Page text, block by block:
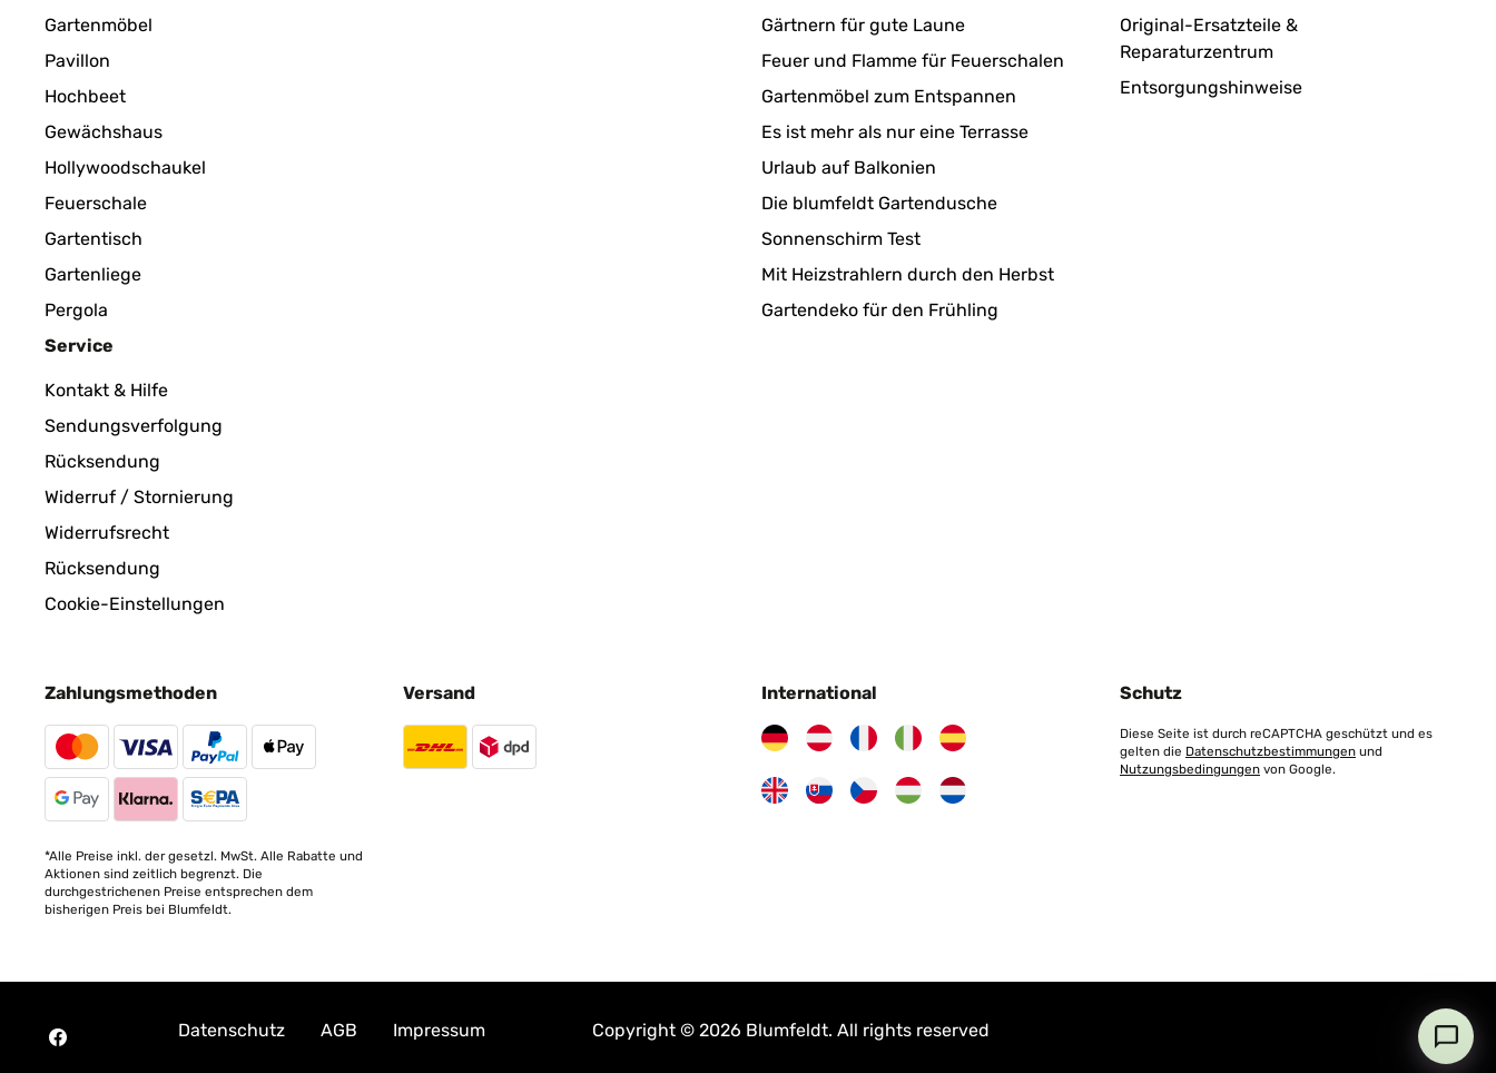
Gartenmöbel
Pavillon
Hochbeet
Gewächshaus
Hollywoodschaukel
Feuerschale
Gartentisch
Gartenliege
Pergola
Gärtnern für gute Laune
Feuer und Flamme für Feuerschalen
Gartenmöbel zum Entspannen
Es ist mehr als nur eine Terrasse
Urlaub auf Balkonien
Die blumfeldt Gartendusche
Sonnenschirm Test
Mit Heizstrahlern durch den Herbst
Gartendeko für den Frühling
Original-Ersatzteile &
Reparaturzentrum
Entsorgungshinweise
Service
Kontakt & Hilfe
Sendungsverfolgung
Rücksendung
Widerruf / Stornierung
Widerrufsrecht
Rücksendung
Cookie-Einstellungen
Zahlungsmethoden
*Alle Preise inkl. der gesetzl. MwSt. Alle Rabatte und
Aktionen sind zeitlich begrenzt. Die
durchgestrichenen Preise entsprechen dem
bisherigen Preis bei Blumfeldt.
Versand International Schutz
Diese Seite ist durch reCAPTCHA geschützt und es
gelten die Datenschutzbestimmungen und
Nutzungsbedingungen von Google.
Datenschutz AGB Impressum Copyright © 2026 Blumfeldt. All rights reserved